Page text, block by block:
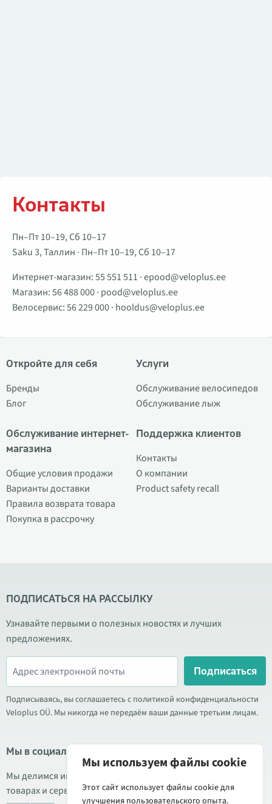
Контакты
Пн–Пт 10–19, Сб 10–17
Saku 3, Таллин · Пн–Пт 10–19, Сб 10–17
Интернет-магазин:55 551 511 ·epood@veloplus.ee
Магазин:56 488 000· pood@veloplus.ee
Велосервис:56 229 000· hooldus@veloplus.ee
Откройте для себя
Бренды
Блог
Обслуживание интернет-
магазина
Общие условия продажи
Варианты доставки
Правила возврата товара
Покупка в рассрочку
Услуги
Обслуживание велосипедов
Обслуживание лыж
Поддержка клиентов
Контакты
О компании
Product safety recall
ПОДПИСАТЬСЯ НА РАССЫЛКУ
Узнавайте первыми о полезных новостях и лучших
предложениях.
Подписаться
Подписываясь, вы соглашаетесь с политикой конфиденциальности
Veloplus OÜ. Мы никогда не передаём ваши данные третьим лицам.
Мы в социальных сетях
Мы делимся информацией о выгодных акциях, новых
товарах и сервисе. Иногда публикуем обзоры продукции.
Мы используем файлы cookie
Этот сайт использует файлы cookie для
улучшения пользовательского опыта.